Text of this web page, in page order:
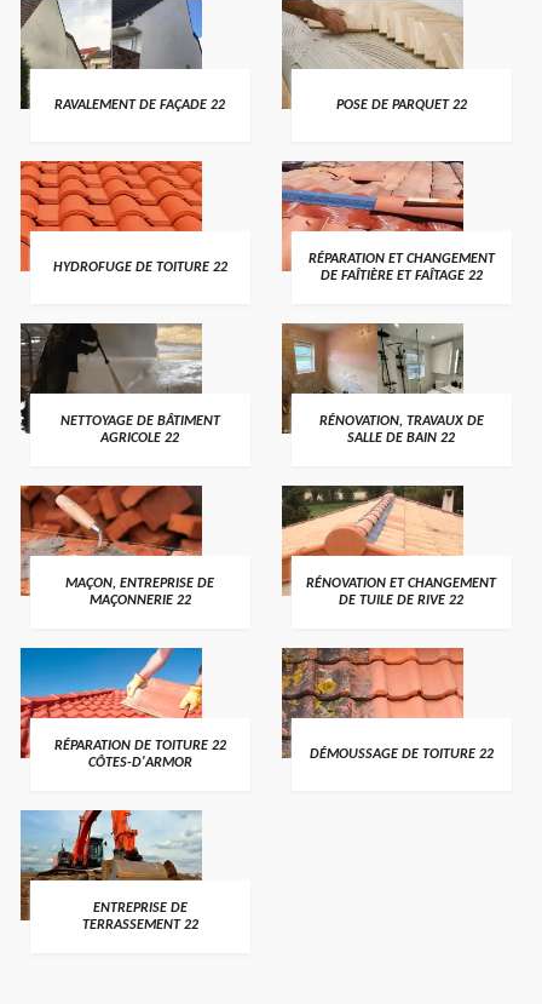
RAVALEMENT DE FAÇADE 22 POSE DE PARQUET 22
HYDROFUGE DE TOITURE 22
RÉPARATION ET CHANGEMENT
DE FAÎTIÈRE ET FAÎTAGE 22
NETTOYAGE DE BÂTIMENT
AGRICOLE 22
RÉNOVATION, TRAVAUX DE
SALLE DE BAIN 22
MAÇON, ENTREPRISE DE
MAÇONNERIE 22
RÉNOVATION ET CHANGEMENT
DE TUILE DE RIVE 22
RÉPARATION DE TOITURE 22
CÔTES-D'ARMOR
DÉMOUSSAGE DE TOITURE 22
ENTREPRISE DE
TERRASSEMENT 22